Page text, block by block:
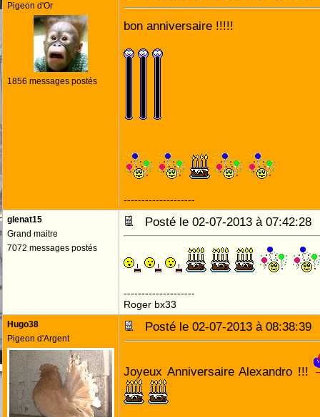
Pigeon d'Or
1856 messages postés
bon anniversaire !!!!!
--------------------
glenat15
Grand maitre
7072 messages postés
Posté le 02-07-2013 à
--------------------
Roger bx33
Hugo38
Pigeon d'Argent
Posté le 02-07-2013 à
Joyeux Anniversaire Alexandro !!!